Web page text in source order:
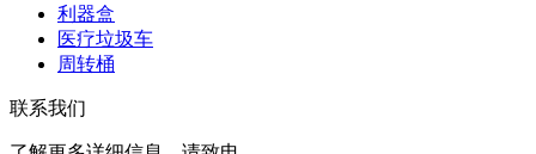
利器盒
医疗垃圾车
周转桶
联系我们